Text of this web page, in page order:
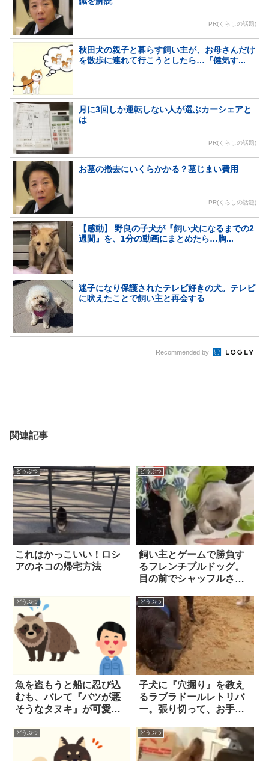
PR(くらしの話題)
秋田犬の親子と暮らす飼い主が、お母さんだけ
を散歩に連れて行こうとしたら…『健気す...
月に3回しか運転しない人が選ぶカーシェアと
は
PR(くらしの話題)
お墓の撤去にいくらかかる？墓じまい費用
PR(くらしの話題)
【感動】 野良の子犬が『飼い犬になるまでの2
週間』を、1分の動画にまとめたら…胸...
迷子になり保護されたテレビ好きの犬。テレビ
に吠えたことで飼い主と再会する
Recommended by
関連記事
どうぶつ
これはかっこいい！ロシ
アのネコの帰宅方法
どうぶつ
飼い主とゲームで勝負す
るフレンチブルドッグ。
目の前でシャッフルされ
プ」を、果たして当てら
れるか…！？
どうぶつ
魚を盗もうと船に忍び込
むも、バレて『バツが悪
そうなタヌキ』が可愛
どうぶつ
子犬に『穴掘り』を教え
るラブラドールレトリバ
ー。張り切って、お手本
どうぶつ どうぶつ